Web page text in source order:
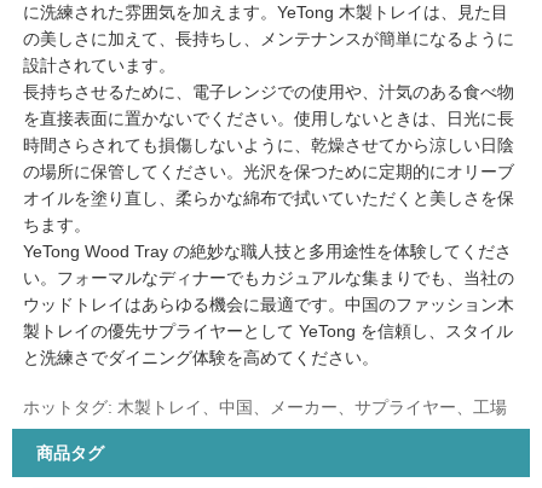
に洗練された雰囲気を加えます。YeTong 木製トレイは、見た目
の美しさに加えて、長持ちし、メンテナンスが簡単になるように
設計されています。
長持ちさせるために、電子レンジでの使用や、汁気のある食べ物
を直接表面に置かないでください。使用しないときは、日光に長
時間さらされても損傷しないように、乾燥させてから涼しい日陰
の場所に保管してください。光沢を保つために定期的にオリーブ
オイルを塗り直し、柔らかな綿布で拭いていただくと美しさを保
ちます。
YeTong Wood Tray の絶妙な職人技と多用途性を体験してくださ
い。フォーマルなディナーでもカジュアルな集まりでも、当社の
ウッドトレイはあらゆる機会に最適です。中国のファッション木
製トレイの優先サプライヤーとして YeTong を信頼し、スタイル
と洗練さでダイニング体験を高めてください。
ホットタグ: 木製トレイ、中国、メーカー、サプライヤー、工場
商品タグ